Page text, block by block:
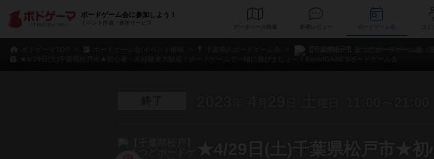
ボードゲーム会に参加しよう！
イベント作成・参加サービス
データベース 新着レビュー
★4/29日(土)千葉県松戸市★初